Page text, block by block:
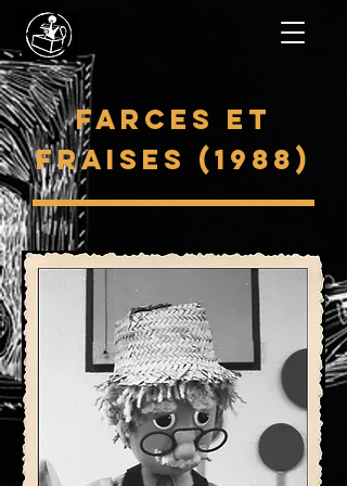
farces et
fraises (1988)